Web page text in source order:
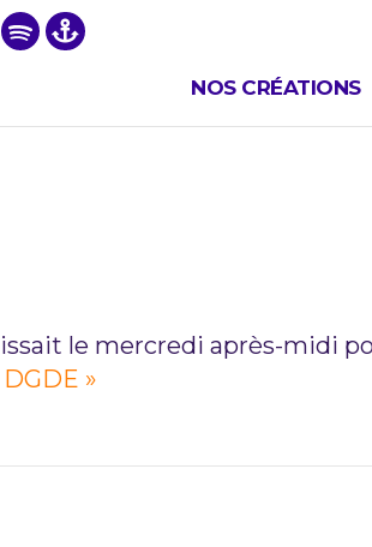
NOS CRÉATIONS
le mercredi après-midi
»